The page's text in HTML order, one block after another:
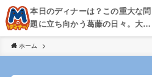
本日のディナーは？この重大な問
題に立ち向かう葛藤の日々。大
阪・京都・神戸を中心とした食べ
歩き、飲み歩きを綴る。
ホーム